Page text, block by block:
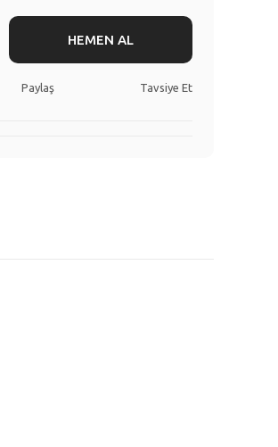
HEMEN AL
Paylaş Tavsiye Et